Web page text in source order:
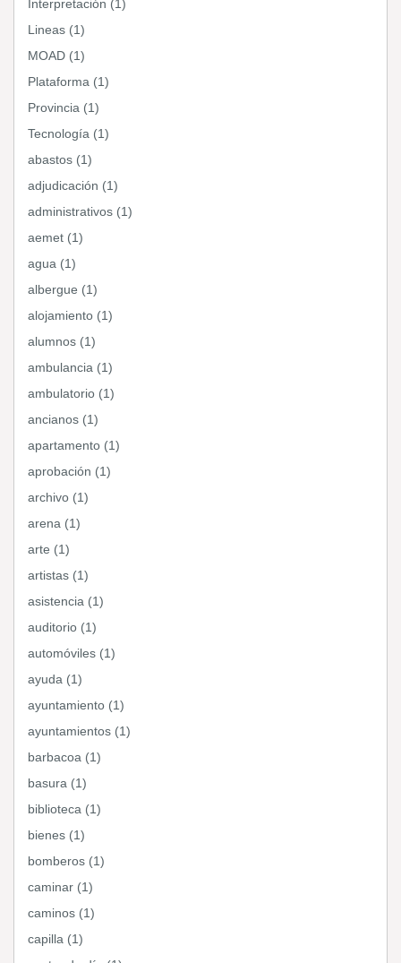
Interpretación (1)
Lineas (1)
MOAD (1)
Plataforma (1)
Provincia (1)
Tecnología (1)
abastos (1)
adjudicación (1)
administrativos (1)
aemet (1)
agua (1)
albergue (1)
alojamiento (1)
alumnos (1)
ambulancia (1)
ambulatorio (1)
ancianos (1)
apartamento (1)
aprobación (1)
archivo (1)
arena (1)
arte (1)
artistas (1)
asistencia (1)
auditorio (1)
automóviles (1)
ayuda (1)
ayuntamiento (1)
ayuntamientos (1)
barbacoa (1)
basura (1)
biblioteca (1)
bienes (1)
bomberos (1)
caminar (1)
caminos (1)
capilla (1)